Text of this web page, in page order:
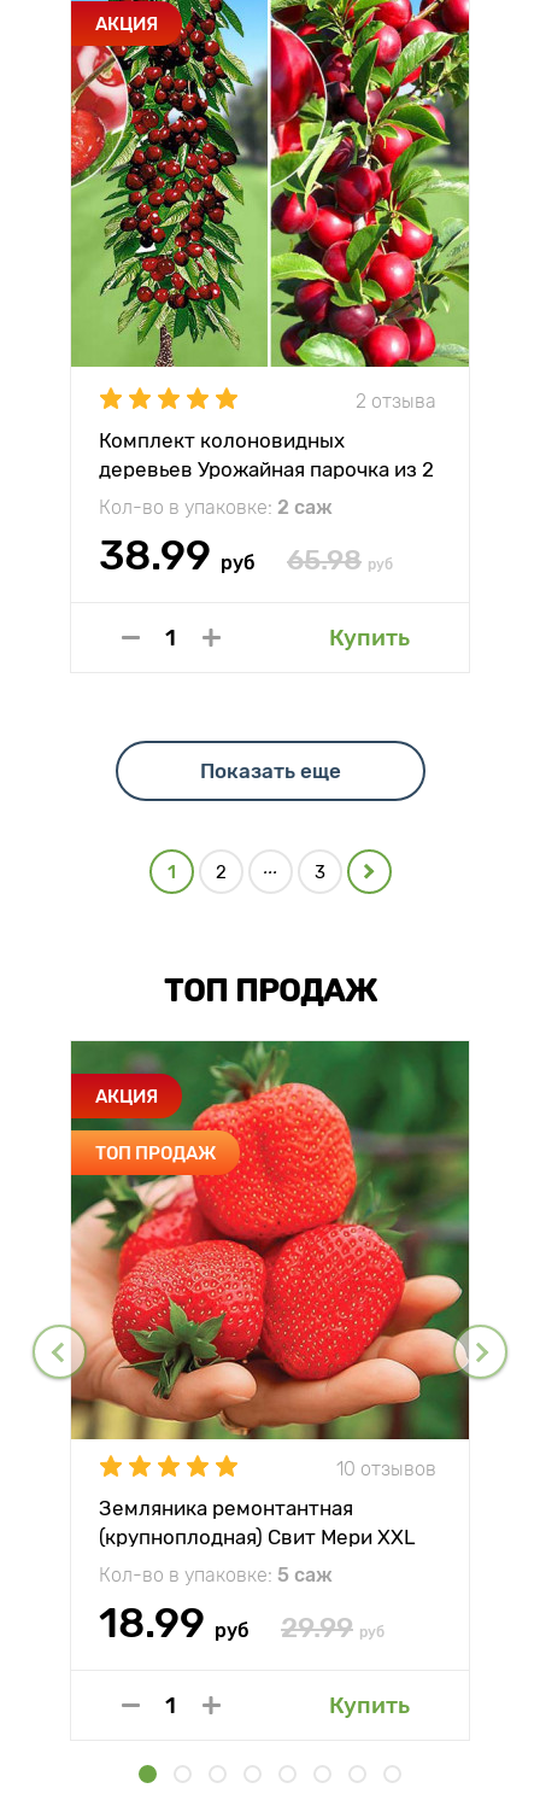
АКЦИЯ
2 отзыва
Комплект колоновидных
деревьев Урожайная парочка из 2
саженцев
Кол-во в упаковке: 2 саж
38.99 руб 65.98 руб
Купить
Показать еще
1 2 ... 3
ТОП ПРОДАЖ
АКЦИЯ
ТОП ПРОДАЖ
10 отзывов
Земляника ремонтантная
(крупноплодная) Свит Мери XXL
Кол-во в упаковке: 5 саж
18.99 руб 29.99 руб
Купить